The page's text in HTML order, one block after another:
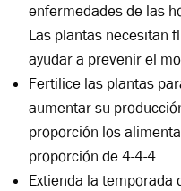
enfermedades de las
Las plantas necesitan
ayudar a prevenir el
Fertilice las plantas
aumentar su
proporción los
proporción de 4-4-4.
Extienda la temporada